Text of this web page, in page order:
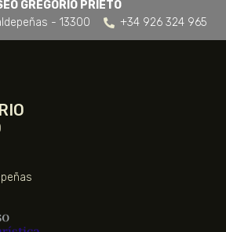
GREGORIO PRIETO
- 13300
+34 926 324 965